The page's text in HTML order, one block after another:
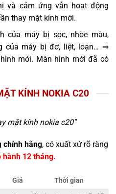
và cảm ứng vẫn hoạt động
thay mặt kính mới.
của máy bị sọc, nhòe màu,
của máy bị đơ, liệt, loạn… ⇒
mới. Màn hình mới đã có
KÍNH NOKIA C20
mặt kính nokia c20"
chính hãng, có xuất xứ rõ ràng
hành 12 tháng.
Giá Thời gian